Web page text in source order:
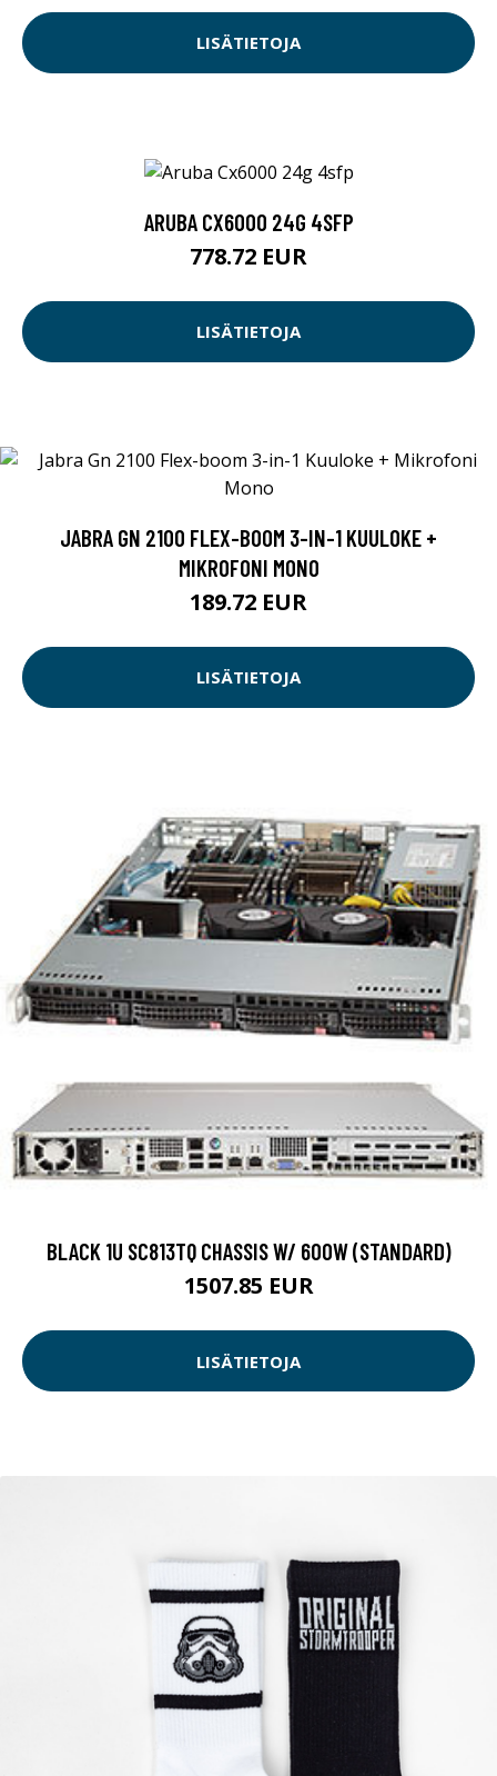
LISÄTIETOJA
ARUBA CX6000 24G 4SFP
778.72 EUR
LISÄTIETOJA
JABRA GN 2100 FLEX-BOOM 3-IN-1 KUULOKE +
MIKROFONI MONO
189.72 EUR
LISÄTIETOJA
BLACK 1U SC813TQ CHASSIS W/ 600W (STANDARD)
1507.85 EUR
LISÄTIETOJA